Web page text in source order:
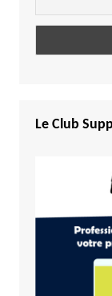
Le Club